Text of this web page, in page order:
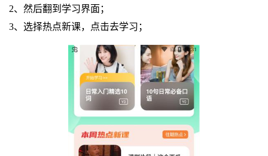
2、然后翻到学习界面；
3、选择热点新课，点击去学习；